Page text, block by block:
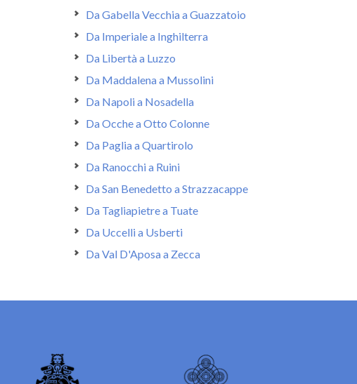
Da Gabella Vecchia a Guazzatoio
Da Imperiale a Inghilterra
Da Libertà a Luzzo
Da Maddalena a Mussolini
Da Napoli a Nosadella
Da Ocche a Otto Colonne
Da Paglia a Quartirolo
Da Ranocchi a Ruini
Da San Benedetto a Strazzacappe
Da Tagliapietre a Tuate
Da Uccelli a Usberti
Da Val D'Aposa a Zecca